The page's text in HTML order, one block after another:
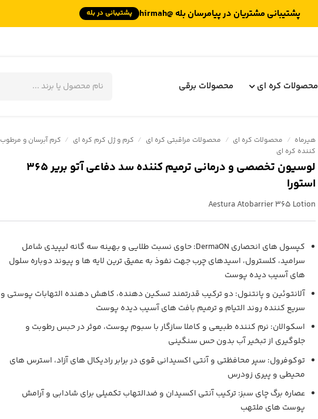
پشتیبانی مشتریان در پیامرسان بله @hirmah پشتیبانی در بله
محصولات کره ای محصولات برقی محصولات
هیرماه / محصولات کره ای / محصولات مراقبتی کره ای / کرم و ژل کرم کره ای / کرم آبرسان و مرطوب
کننده کره ای
لوسیون تخصصی و درمانی ترمیم کننده سد دفاعی آتو بریر 365
استورا
Aestura Atobarrier 365 Lotion
کپسول های انحصاری DermaON: حاوی نسبت طلایی و بهینه سه گانه لیپیدی شامل
سرامید، کلسترول، اسیدهای چرب جهت نفوذ به عمیق ترین لایه ها و پیوند دوباره سلول
های آسیب دیده پوست
آلانتوئین و پانتنول: دو ترکیب قدرتمند تسکین دهنده، کاهش دهنده التهابات پوستی و
سریع کننده روند التیام و ترمیم بافت های آسیب دیده پوست
اسکوالان: نرم کننده طبیعی و کاملا سازگار با سبوم پوست، موثر در حبس رطوبت و
جلوگیری از تبخیر آب بدون حس سنگینی
توکوفرول: سپر محافظتی و آنتی اکسیدانی قوی در برابر رادیکال های آزاد، استرس های
محیطی و پیری زودرس
عصاره برگ چای سبز: ترکیب آنتی اکسیدان و ضدالتهاب تکمیلی برای شادابی و آرامش
پوست های ملتهب